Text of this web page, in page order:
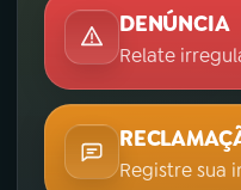
DENÚNCIA
Relate
Registre sua